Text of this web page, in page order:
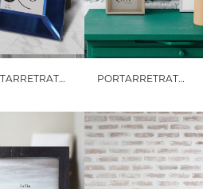
PORTARRETRATO PRUSIANO PORTARRETRATOS NIZA 4X6"